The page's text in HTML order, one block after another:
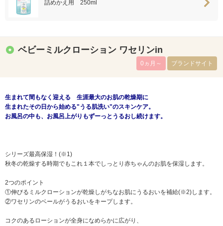
詰めかえ用 250ml
ベビーミルクローション ワセリンin
0ヵ月～ ブランドサイト
生まれて間もなく迎える 生涯最大のお肌の乾燥期に
生まれたその日から始める"うる肌洗い"のスキンケア。
お風呂の中も、お風呂上がりもずーっとうるおし続けます。
シリーズ最高保湿！(※1)
秋冬の乾燥する時期でもこれ１本でしっとり赤ちゃんのお肌を保湿します。
2つのポイント
①伸びるミルクローションが乾燥しがちなお肌にうるおいを補給(※2)します。
②ワセリンのベールがうるおいをキープします。
コクのあるローションが全身になめらかに広がり、